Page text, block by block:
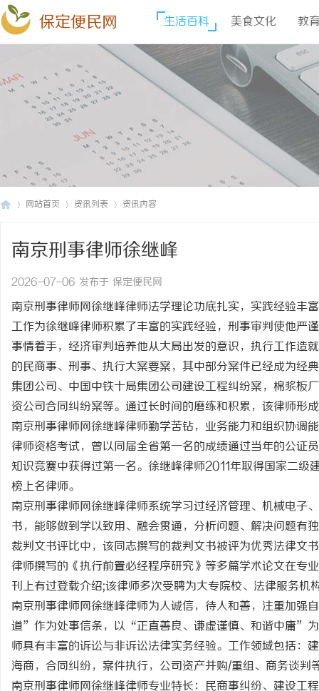
保定便民网 生活百科 美食文化 教
网站首页 资讯列表 资讯内容
南京刑事律师徐继峰
2026-07-06 发布于 保定便民网
南京刑事律师网徐继峰律师法学理论功底扎实，实践经验丰
工作为徐继峰律师积累了丰富的实践经验，刑事审判使他严
事情着手，经济审判培养他从大局出发的意识，执行工作造
的民商事、刑事、执行大案要案，其中部分案件已经成为经
集团公司、中国中铁十局集团公司建设工程纠纷案，棉浆板
资公司合同纠纷案等。通过长时间的磨练和积累，该律师形
南京刑事律师网徐继峰律师勤学苦钻，业务能力和组织协调
律师资格考试，曾以同届全省第一名的成绩通过当年的公证
知识竞赛中获得过第一名。徐继峰律师2011年取得国家二
榜上名律师。
南京刑事律师网徐继峰律师系统学习过经济管理、机械电子
书，能够做到学以致用、融会贯通，分析问题、解决问题有
裁判文书评比中，该同志撰写的裁判文书被评为优秀法律文
律师撰写的《执行前置必经程序研究》等多篇学术论文在专
刊上有过登载介绍;该律师多次受聘为大专院校、法律服务机
南京刑事律师网徐继峰律师为人诚信，待人和善，注重加强
道”作为处事信条，以“正直善良、谦虚谨慎、和谐中庸”
师具有丰富的诉讼与非诉讼法律实务经验。工作领域包括：
海商，合同纠纷，案件执行，公司资产并购/重组、商务谈判
南京刑事律师网徐继峰律师专业特长：民商事纠纷、建设工
开店最怕“搜不到”为什
ai却天天给他免费派单？